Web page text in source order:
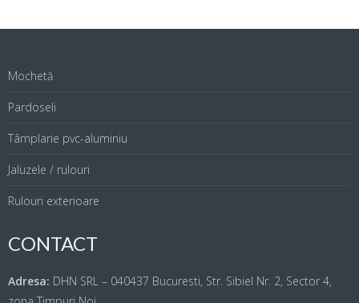
Mochetă
Pardoseli
Tâmplarie pvc-aluminiu
Jaluzele / rulouri
Rulouri exterioare
CONTACT
Adresa: DHN SRL – 040437 Bucuresti, Str. Sibiel Nr. 2, Sector 4,